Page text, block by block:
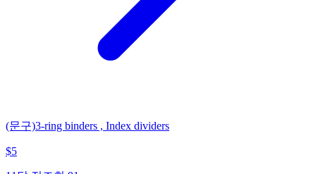
(문구)3-ring binders , Index dividers
$5